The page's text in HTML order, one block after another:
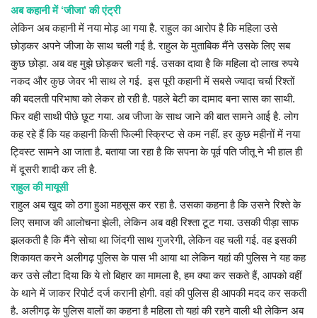
अब कहानी में ‘जीजा’ की एंट्री
लेकिन अब कहानी में नया मोड़ आ गया है. राहुल का आरोप है कि महिला उसे
छोड़कर अपने जीजा के साथ चली गई है. राहुल के मुताबिक मैंने उसके लिए सब
कुछ छोड़ा. अब वह मुझे छोड़कर चली गई. उसका दावा है कि महिला दो लाख रुपये
नकद और कुछ जेवर भी साथ ले गई. इस पूरी कहानी में सबसे ज्यादा चर्चा रिश्तों
की बदलती परिभाषा को लेकर हो रही है. पहले बेटी का दामाद बना सास का साथी.
फिर वही साथी पीछे छूट गया. अब जीजा के साथ जाने की बात सामने आई है. लोग
कह रहे हैं कि यह कहानी किसी फिल्मी स्क्रिप्ट से कम नहीं. हर कुछ महीनों में नया
ट्विस्ट सामने आ जाता है. बताया जा रहा है कि सपना के पूर्व पति जीतू ने भी हाल ही
में दूसरी शादी कर ली है.
राहुल की मायूसी
राहुल अब खुद को ठगा हुआ महसूस कर रहा है. उसका कहना है कि उसने रिश्ते के
लिए समाज की आलोचना झेली, लेकिन अब वही रिश्ता टूट गया. उसकी पीड़ा साफ
झलकती है कि मैंने सोचा था जिंदगी साथ गुजरेगी, लेकिन वह चली गई. वह इसकी
शिकायत करने अलीगढ़ पुलिस के पास भी आया था लेकिन यहां की पुलिस ने यह कह
कर उसे लौटा दिया कि ये तो बिहार का मामला है, हम क्या कर सकते हैं, आपको वहीं
के थाने में जाकर रिपोर्ट दर्ज करानी होगी. वहां की पुलिस ही आपकी मदद कर सकती
है. अलीगढ़ के पुलिस वालों का कहना है महिला तो यहां की रहने वाली थी लेकिन अब